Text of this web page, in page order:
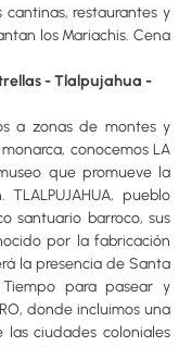
cantinas, restaurantes y
los Mariachis. Cena
- Tlalpujahua -
a zonas de montes y
conocemos LA
que promueve la
pueblo
santuario barroco, sus
por la fabricación
la presencia de Santa
para pasear y
donde incluimos una
ciudades coloniales